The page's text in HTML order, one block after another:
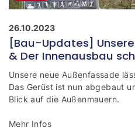
26.10.2023
[Bau-Updates]
& Der Innenausbau
Unsere neue Außenfassade
Das Gerüst ist nun abgebaut
Blick auf die Außenmauern.
Mehr Infos